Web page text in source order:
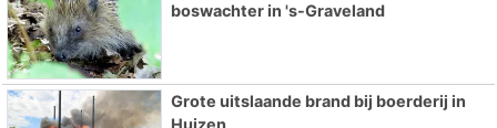
boswachter in 's-Graveland
Grote uitslaande brand bij boerderij in
Huizen